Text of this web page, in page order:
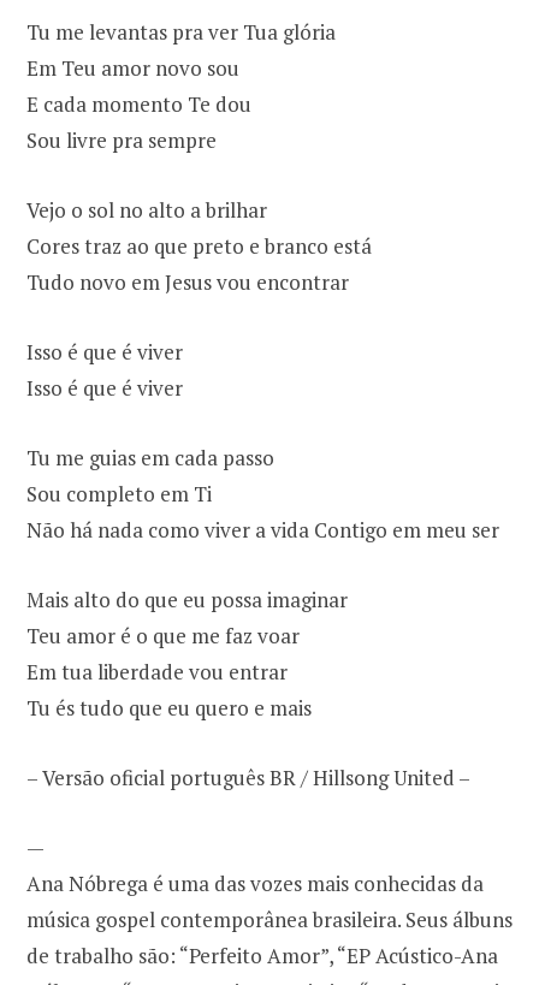
Tu me levantas pra ver Tua glória
Em Teu amor novo sou
E cada momento Te dou
Sou livre pra sempre
Vejo o sol no alto a brilhar
Cores traz ao que preto e branco está
Tudo novo em Jesus vou encontrar
Isso é que é viver
Isso é que é viver
Tu me guias em cada passo
Sou completo em Ti
Não há nada como viver a vida Contigo em meu ser
Mais alto do que eu possa imaginar
Teu amor é o que me faz voar
Em tua liberdade vou entrar
Tu és tudo que eu quero e mais
– Versão oficial português BR / Hillsong United –
—
Ana Nóbrega é uma das vozes mais conhecidas da
música gospel contemporânea brasileira. Seus álbuns
de trabalho são: “Perfeito Amor”, “EP Acústico-Ana